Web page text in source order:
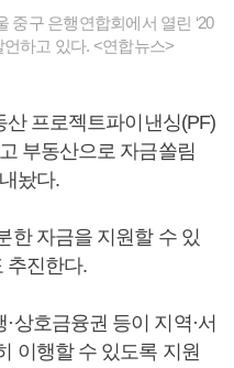
중구 은행연합회에서 열린 ‘20
하고 있다. <연합뉴스>
프로젝트파이낸싱(PF)
부동산으로 자금쏠림
놨다.
한 자금을 지원할 수 있
추진한다.
상호금융권 등이 지역·서
이행할 수 있도록 지원